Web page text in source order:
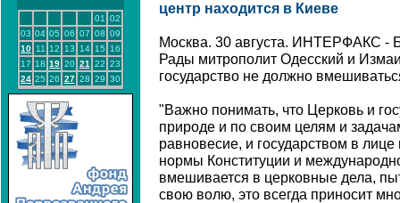
01
02
03 04 05 06 07 08 09
10 11 12 13 14 15
16
17 18 19 20 21 22 23
24 25 26 27 28 29 30
центр находится в Киеве
Москва. 30 августа. ИНТЕРФАКС -
Рады митрополит Одесский и
государство не должно
"Важно понимать, что Церковь и
природе и по своим целям и
равновесие, и государством в
нормы Конституции и
вмешивается в церковные дела,
свою волю, это всегда приносит